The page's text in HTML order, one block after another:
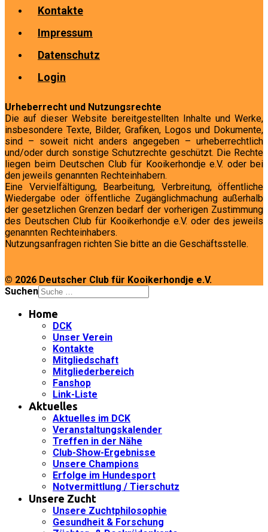
Kontakte
Impressum
Datenschutz
Login
Urheberrecht und Nutzungsrechte
Die auf dieser Website bereitgestellten Inhalte und Werke,
insbesondere Texte, Bilder, Grafiken, Logos und Dokumente,
sind – soweit nicht anders angegeben – urheberrechtlich
und/oder durch sonstige Schutzrechte geschützt. Die Rechte
liegen beim Deutschen Club für Kooikerhondje e.V. oder bei
den jeweils genannten Rechteinhabern.
Eine Vervielfältigung, Bearbeitung, Verbreitung, öffentliche
Wiedergabe oder öffentliche Zugänglichmachung außerhalb
der gesetzlichen Grenzen bedarf der vorherigen Zustimmung
des Deutschen Club für Kooikerhondje e.V. oder des jeweils
genannten Rechteinhabers.
Nutzungsanfragen richten Sie bitte an die Geschäftsstelle.
© 2026 Deutscher Club für Kooikerhondje e.V.
Suchen
Home
DCK
Unser Verein
Kontakte
Mitgliedschaft
Mitgliederbereich
Fanshop
Link-Liste
Aktuelles
Aktuelles im DCK
Veranstaltungskalender
Treffen in der Nähe
Club-Show-Ergebnisse
Unsere Champions
Erfolge im Hundesport
Notvermittlung / Tierschutz
Unsere Zucht
Unsere Zuchtphilosophie
Gesundheit & Forschung